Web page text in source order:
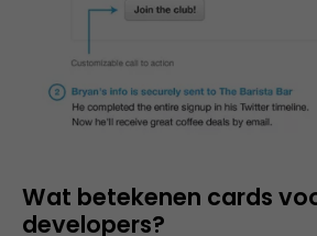
Wat betekenen cards
developers?